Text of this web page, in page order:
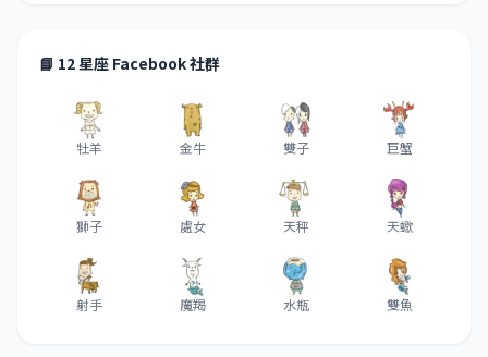
📘 12 星座 Facebook 社群
牡羊 金牛 雙子 巨蟹
獅子 處女 天秤 天蠍
射手 魔羯 水瓶 雙魚